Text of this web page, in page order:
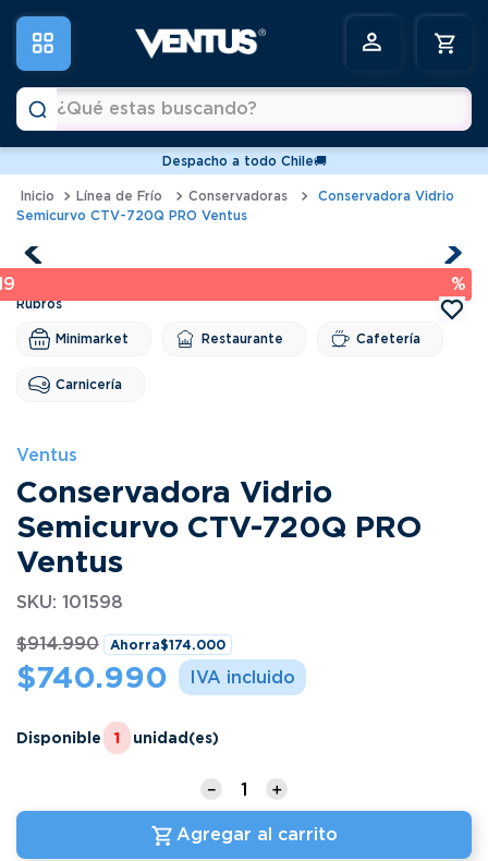
¿Qué estas buscando?
Despacho a todo Chile🚚
Línea de Frío Conservadoras
Conservadora Vidrio
Semicurvo CTV-720Q PRO Ventus
%
Minimarket Restaurante Cafetería
Carnicería
Ventus
Conservadora Vidrio
Semicurvo CTV-720Q PRO
Ventus
SKU: 101598
$914.990 Ahorra$174.000
$740.990
Disponible 1 unidad(es)
＋
－
Agregar al carrito
Términos más buscados
1.
vitrinas
3.
freidoras
4.
conservadoras
pastelera